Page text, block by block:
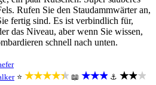
Rufen Sie den Staudammwärter an,
fertig sind. Es ist verbindlich für,
das Niveau, aber wenn Sie wissen,
schnell nach unten.
⭐ ★★★★★ 📖 ★★★ ⚓ ★★★